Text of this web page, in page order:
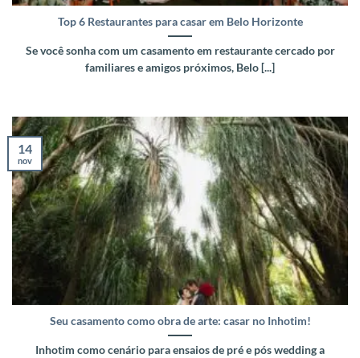
Top 6 Restaurantes para casar em Belo Horizonte
Se você sonha com um casamento em restaurante cercado por
familiares e amigos próximos, Belo [...]
Seu casamento como obra de arte: casar no Inhotim!
Inhotim como cenário para ensaios de pré e pós wedding a
14
nov